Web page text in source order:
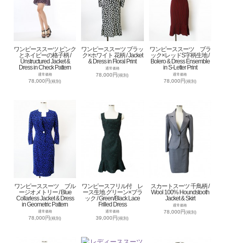
ワンピーススーツ ピンク
とネイビーの格子柄 /
Unstructured Jacket &
Dress in Check Pattern
通常価格
78,000円(税別)
ワンピーススーツ ブラッ
ク×ホワイト 花柄 / Jacket
& Dress in Floral Print
通常価格
78,000円(税別)
ワンピーススーツ ブラ
ック×レッドS字柄生地 /
Bolero & Dress Ensemble
in S-Letter Print
通常価格
78,000円(税別)
ワンピーススーツ ブル
ージオメトリー / Blue
Collarless Jacket & Dress
in Geometric Pattern
通常価格
78,000円(税別)
ワンピースフリル付 レ
ース生地 グリーン×ブラ
ック / Green/Black Lace
Frilled Dress
通常価格
39,000円(税別)
スカートスーツ 千鳥柄 /
Wool 100% Houndstooth
Jacket & Skirt
通常価格
78,000円(税別)